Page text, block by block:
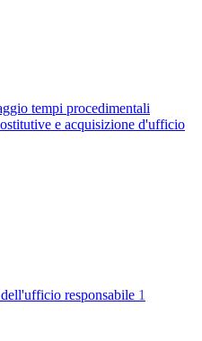
tempi procedimentali
e acquisizione d'ufficio
responsabile 1